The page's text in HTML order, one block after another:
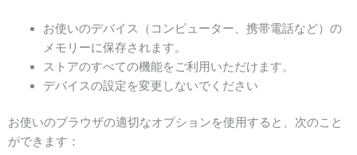
お使いのデバイス（コンピューター、携帯電話など）の
メモリーに保存されます。
ストアのすべての機能をご利用いただけます。
デバイスの設定を変更しないでください
お使いのブラウザの適切なオプションを使用すると、次のこと
ができます：